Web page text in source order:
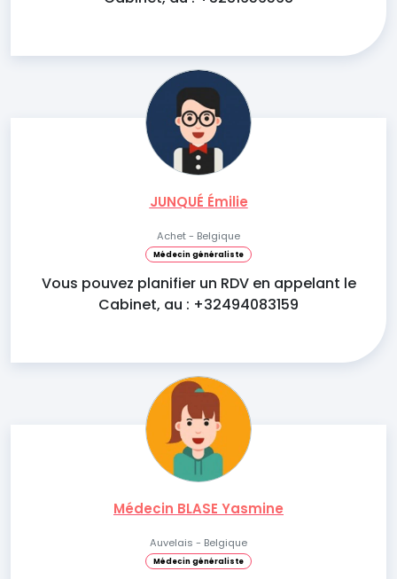
JUNQUÉ Émilie
Achet - Belgique
Médecin généraliste
Vous pouvez planifier un RDV en appelant le
Cabinet, au : +32494083159
Médecin BLASE Yasmine
Auvelais - Belgique
Médecin généraliste